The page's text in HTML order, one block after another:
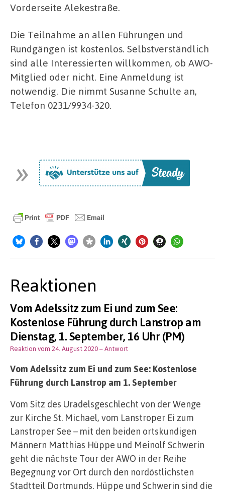
Vorderseite Alekestraße.
Die Teilnahme an allen Führungen und
Rundgängen ist kostenlos. Selbstverständlich
sind alle Interessierten willkommen, ob AWO-
Mitglied oder nicht. Eine Anmeldung ist
notwendig. Die nimmt Susanne Schulte an,
Telefon 0231/9934-320.
Reaktionen
Vom Adelssitz zum Ei und zum See:
Kostenlose Führung durch Lanstrop am
Dienstag, 1. September, 16 Uhr (PM)
Reaktion vom 24. August 2020– Antwort
Vom Adelssitz zum Ei und zum See: Kostenlose
Führung durch Lanstrop am 1. September
Vom Sitz des Uradelsgeschlecht von der Wenge
zur Kirche St. Michael, vom Lanstroper Ei zum
Lanstroper See – mit den beiden ortskundigen
Männern Matthias Hüppe und Meinolf Schwerin
geht die nächste Tour der AWO in der Reihe
Begegnung vor Ort durch den nordöstlichsten
Stadtteil Dortmunds. Hüppe und Schwerin sind die